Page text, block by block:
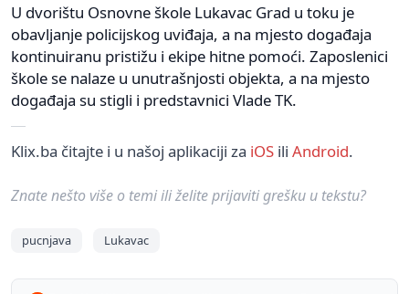
U dvorištu Osnovne škole Lukavac Grad u toku je
obavljanje policijskog uviđaja, a na mjesto događaja
kontinuiranu pristižu i ekipe hitne pomoći. Zaposlenici
škole se nalaze u unutrašnjosti objekta, a na mjesto
događaja su stigli i predstavnici Vlade TK.
Klix.ba čitajte i u našoj aplikaciji za iOS ili Android.
Znate nešto više o temi ili želite prijaviti grešku u tekstu?
pucnjava Lukavac